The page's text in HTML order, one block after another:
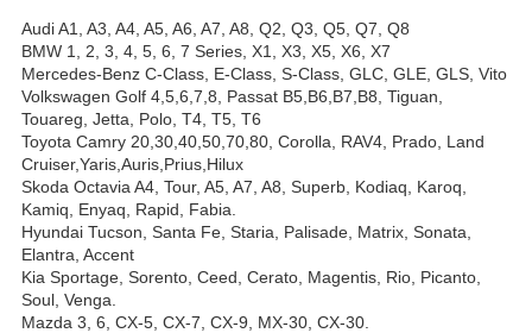
Audi A1, A3, A4, A5, A6, A7, A8, Q2, Q3, Q5, Q7, Q8
BMW 1, 2, 3, 4, 5, 6, 7 Series, X1, X3, X5, X6, X7
Mercedes-Benz C-Class, E-Class, S-Class, GLC, GLE, GLS, Vito
Volkswagen Golf 4,5,6,7,8, Passat B5,B6,B7,B8, Tiguan,
Touareg, Jetta, Polo, T4, T5, T6
Toyota Camry 20,30,40,50,70,80, Corolla, RAV4, Prado, Land
Cruiser,Yaris,Auris,Prius,Hilux
Skoda Octavia A4, Tour, A5, A7, A8, Superb, Kodiaq, Karoq,
Kamiq, Enyaq, Rapid, Fabia.
Hyundai Tucson, Santa Fe, Staria, Palisade, Matrix, Sonata,
Elantra, Accent
Kia Sportage, Sorento, Ceed, Cerato, Magentis, Rio, Picanto,
Soul, Venga.
Mazda 3, 6, CX-5, CX-7, CX-9, MX-30, CX-30.